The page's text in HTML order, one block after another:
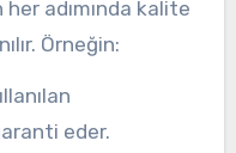
adımında kalite
Örneğin:
eder.